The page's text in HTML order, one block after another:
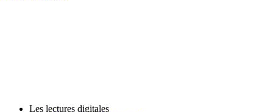
Les lectures digitales